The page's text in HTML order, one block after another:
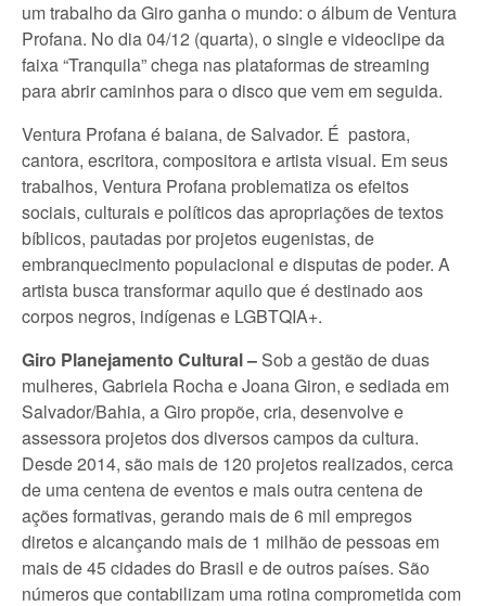
um trabalho da Giro ganha o mundo: o álbum de Ventura
Profana. No dia 04/12 (quarta), o single e videoclipe da
faixa “Tranquila” chega nas plataformas de streaming
para abrir caminhos para o disco que vem em seguida.
Ventura Profana é baiana, de Salvador. É pastora,
cantora, escritora, compositora e artista visual. Em seus
trabalhos, Ventura Profana problematiza os efeitos
sociais, culturais e políticos das apropriações de textos
bíblicos, pautadas por projetos eugenistas, de
embranquecimento populacional e disputas de poder. A
artista busca transformar aquilo que é destinado aos
corpos negros, indígenas e LGBTQIA+.
Giro Planejamento Cultural – Sob a gestão de duas
mulheres, Gabriela Rocha e Joana Giron, e sediada em
Salvador/Bahia, a Giro propõe, cria, desenvolve e
assessora projetos dos diversos campos da cultura.
Desde 2014, são mais de 120 projetos realizados, cerca
de uma centena de eventos e mais outra centena de
ações formativas, gerando mais de 6 mil empregos
diretos e alcançando mais de 1 milhão de pessoas em
mais de 45 cidades do Brasil e de outros países. São
números que contabilizam uma rotina comprometida com